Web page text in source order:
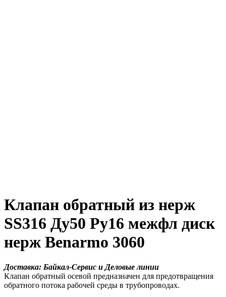
Клапан обратный из нерж
SS316 Ду50 Ру16 межфл диск
нерж Benarmo 3060
Доставка: Байкал-Сервис и Деловые линии
Клапан обратный осевой предназначен для предотвращения
обратного потока рабочей среды в трубопроводах.